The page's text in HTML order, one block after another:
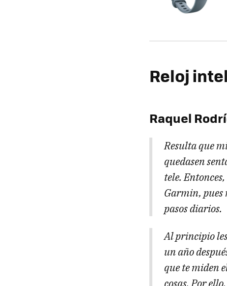
Reloj
Raquel
Resulta que
quedasen
tele.
Garmin, pues
pasos diarios.
Al principio
un año
que te miden
cosas. Por